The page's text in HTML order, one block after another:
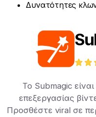
Δυνατότητες
Το Submagic
επεξεργασίας
Προσθέστε viral σε